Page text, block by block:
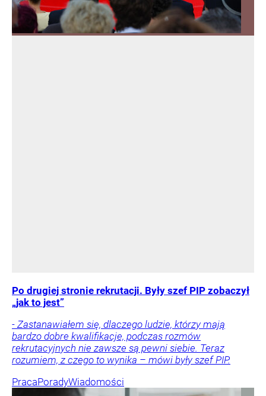
Po drugiej stronie rekrutacji. Były szef PIP zobaczył
„jak to jest”
- Zastanawiałem się, dlaczego ludzie, którzy mają
bardzo dobre kwalifikacje, podczas rozmów
rekrutacyjnych nie zawsze są pewni siebie. Teraz
rozumiem, z czego to wynika – mówi były szef PIP.
PracaPoradyWiadomości